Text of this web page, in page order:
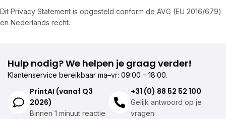
Dit Privacy Statement is opgesteld conform de AVG (EU 2016/679)
en Nederlands recht.
Hulp nodig? We helpen je graag verder!
Klantenservice bereikbaar ma–vr: 09:00 – 18:00.
PrintAI (vanaf Q3
2026)
Binnen 1 minuut reactie
+31 (0) 88 52 52 100
Gelijk antwoord op je
vragen